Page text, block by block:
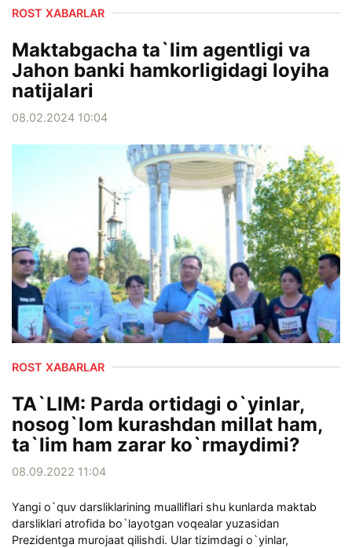
ROST XABARLAR
Maktabgacha ta`lim agentligi va
Jahon banki hamkorligidagi loyiha
natijalari
08.02.2024 10:04
ROST XABARLAR
TA`LIM: Parda ortidagi o`yinlar,
nosog`lom kurashdan millat ham,
ta`lim ham zarar ko`rmaydimi?
08.09.2022 11:04
Yangi o`quv darsliklarining mualliflari shu kunlarda maktab
darsliklari atrofida bo`layotgan voqealar yuzasidan
Prezidentga murojaat qilishdi. Ular tizimdagi o`yinlar,